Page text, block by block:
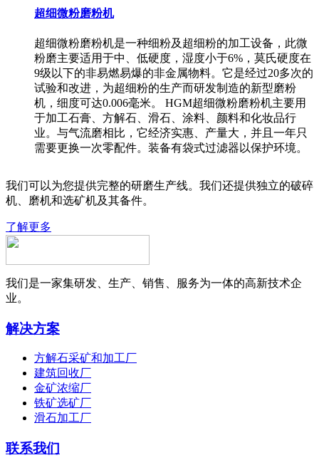
超细微粉磨粉机
超细微粉磨粉机是一种细粉及超细粉的加工设备，此微
粉磨主要适用于中、低硬度，湿度小于6%，莫氏硬度在
9级以下的非易燃易爆的非金属物料。它是经过20多次的
试验和改进，为超细粉的生产而研发制造的新型磨粉
机，细度可达0.006毫米。 HGM超细微粉磨粉机主要用
于加工石膏、方解石、滑石、涂料、颜料和化妆品行
业。与气流磨相比，它经济实惠、产量大，并且一年只
需要更换一次零配件。装备有袋式过滤器以保护环境。
我们可以为您提供完整的研磨生产线。我们还提供独立的破碎
机、磨机和选矿机及其备件。
了解更多
我们是一家集研发、生产、销售、服务为一体的高新技术企
业。
解决方案
方解石采矿和加工厂
建筑回收厂
金矿浓缩厂
铁矿选矿厂
滑石加工厂
联系我们